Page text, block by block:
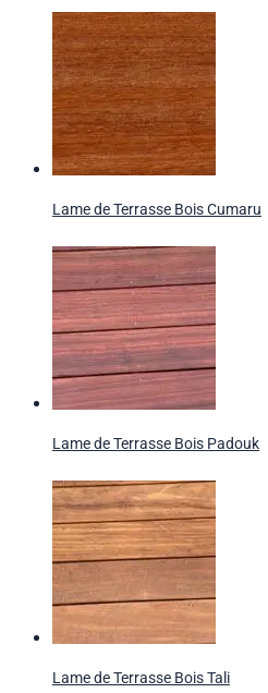
Lame de Terrasse Bois Cumaru
Lame de Terrasse Bois Padouk
Lame de Terrasse Bois Tali